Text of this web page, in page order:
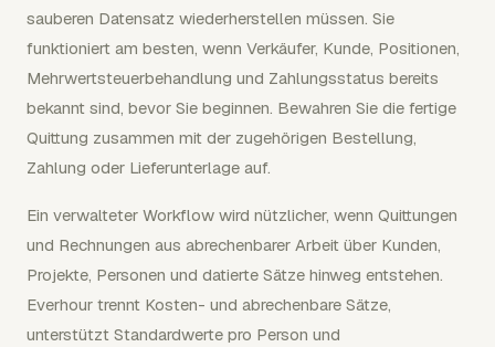
sauberen Datensatz wiederherstellen müssen. Sie
funktioniert am besten, wenn Verkäufer, Kunde, Positionen,
Mehrwertsteuerbehandlung und Zahlungsstatus bereits
bekannt sind, bevor Sie beginnen. Bewahren Sie die fertige
Quittung zusammen mit der zugehörigen Bestellung,
Zahlung oder Lieferunterlage auf.
Ein verwalteter Workflow wird nützlicher, wenn Quittungen
und Rechnungen aus abrechenbarer Arbeit über Kunden,
Projekte, Personen und datierte Sätze hinweg entstehen.
Everhour trennt Kosten- und abrechenbare Sätze,
unterstützt Standardwerte pro Person und